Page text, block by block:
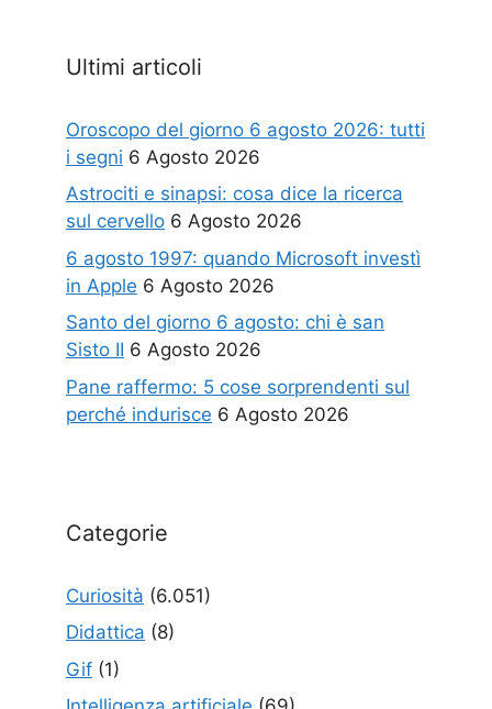
Ultimi articoli
Oroscopo del giorno 6 agosto 2026: tutti
i segni 6 Agosto 2026
Astrociti e sinapsi: cosa dice la ricerca
sul cervello 6 Agosto 2026
6 agosto 1997: quando Microsoft investì
in Apple 6 Agosto 2026
Santo del giorno 6 agosto: chi è san
Sisto II 6 Agosto 2026
Pane raffermo: 5 cose sorprendenti sul
perché indurisce 6 Agosto 2026
Categorie
Curiosità (6.051)
Didattica (8)
Gif (1)